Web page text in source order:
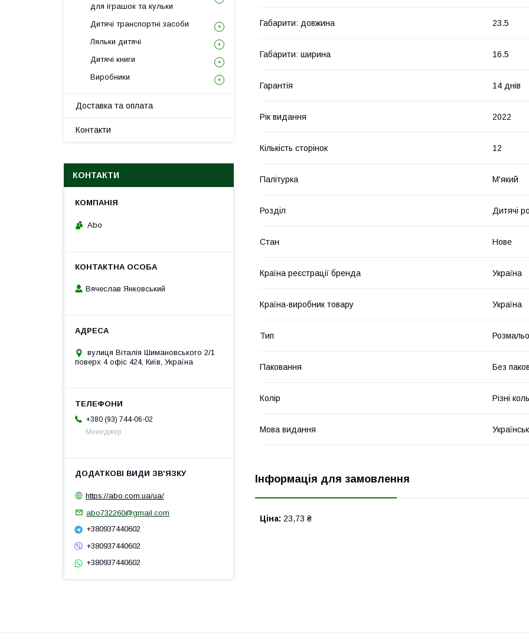
Габарити: довжина 23.5
Габарити: ширина 16.5
Гарантія 14 днів
Рік видання 2022
Кількість сторінок 12
Палітурка М'який
Розділ Дитячі
Стан Нове
Країна реєстрації бренда Україна
Країна-виробник товару Україна
Тип
Паковання Без
Колір Різні
Мова видання
Інформація для замовлення
Ціна: 23,73 ₴
для іграшок та кульки
Дитячі транспортні засоби
Ляльки дитячі
Дитячі книги
Виробники
Доставка та оплата
Контакти
КОНТАКТИ
Abo
Вячеслав Янковський
вулиця Віталія Шимановського 2/1
поверх 4 офіс 424, Київ, Україна
+380 (93) 744-06-02
Менеджер
https://abo.com.ua/ua/
abo732260@gmail.com
+380937440602
+380937440602
+380937440602